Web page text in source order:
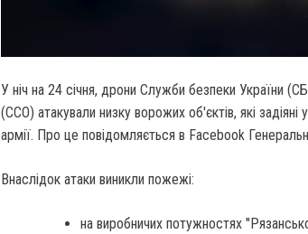
У ніч на 24 січня, дрони Служби безпеки України
(ССО) атакували низку ворожих об'єктів, які задіяні
армії. Про це повідомляється в Facebook
Внаслідок атаки виникли пожежі:
на виробничих потужностях